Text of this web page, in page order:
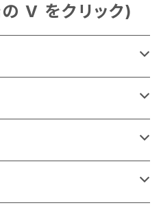
V をクリック)